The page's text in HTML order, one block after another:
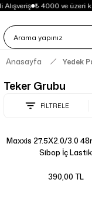
₺ 4000 ve üzeri
Anasayfa Yedek
Teker Grubu
FİLTRELE
Maxxis 27.5X2.0/3.0
Sibop İç Lastik
390,00 TL